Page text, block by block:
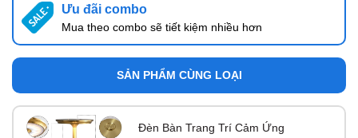
Ưu đãi combo
Mua theo combo sẽ tiết kiệm nhiều hơn
SẢN PHẨM CÙNG LOẠI
Đèn Bàn Trang Trí Cảm Ứng